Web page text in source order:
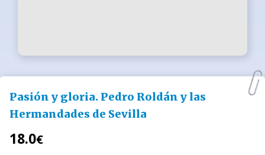
Pasión y gloria. Pedro Roldán y las
Hermandades de Sevilla
18.0€